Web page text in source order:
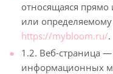
относящаяся
или
https://mybloom.ru/.
1.2. Веб-страница
информационных